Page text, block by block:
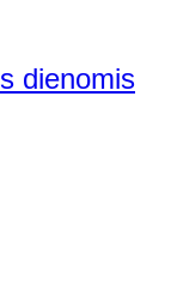
dienomis